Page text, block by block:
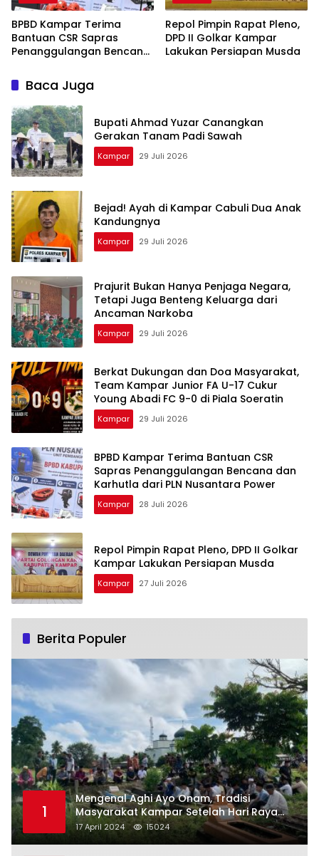
BPBD Kampar Terima
Bantuan CSR Sapras
Penanggulangan Bencana
Nusantara Power
Repol Pimpin Rapat Pleno,
DPD II Golkar Kampar
Lakukan Persiapan Musda
Baca Juga
Bupati Ahmad Yuzar Canangkan
Gerakan Tanam Padi Sawah
Kampar 29 Juli 2026
Bejad! Ayah di Kampar Cabuli Dua Anak
Kandungnya
Kampar 29 Juli 2026
Prajurit Bukan Hanya Penjaga Negara,
Tetapi Juga Benteng Keluarga dari
Ancaman Narkoba
Kampar 29 Juli 2026
Berkat Dukungan dan Doa Masyarakat,
Team Kampar Junior FA U-17 Cukur
Young Abadi FC 9-0 di Piala Soeratin
Kampar 29 Juli 2026
BPBD Kampar Terima Bantuan CSR
Sapras Penanggulangan Bencana dan
Karhutla dari PLN Nusantara Power
Kampar 28 Juli 2026
Repol Pimpin Rapat Pleno, DPD II Golkar
Kampar Lakukan Persiapan Musda
Kampar 27 Juli 2026
Berita Populer
1
Mengenal Aghi Ayo Onam, Tradisi
Masyarakat Kampar Setelah Hari Raya
Idul Fitri
17 April 2024 15024